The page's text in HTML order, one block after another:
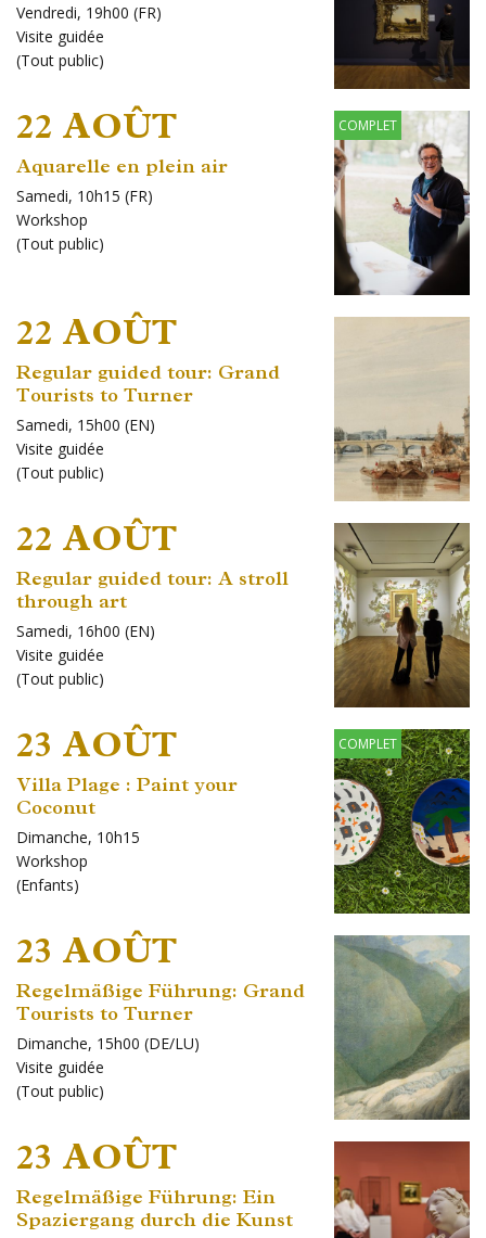
Vendredi, 19h00 (FR)
Visite guidée
(Tout public)
22 AOÛT COMPLET
Aquarelle en plein air
Samedi, 10h15 (FR)
Workshop
(Tout public)
22 AOÛT
Regular guided tour: Grand
Tourists to Turner
Samedi, 15h00 (EN)
Visite guidée
(Tout public)
22 AOÛT
Regular guided tour: A stroll
through art
Samedi, 16h00 (EN)
Visite guidée
(Tout public)
23 AOÛT COMPLET
Villa Plage : Paint your
Coconut
Dimanche, 10h15
Workshop
(Enfants)
23 AOÛT
Regelmäßige Führung: Grand
Tourists to Turner
Dimanche, 15h00 (DE/LU)
Visite guidée
(Tout public)
23 AOÛT
Regelmäßige Führung: Ein
Spaziergang durch die Kunst